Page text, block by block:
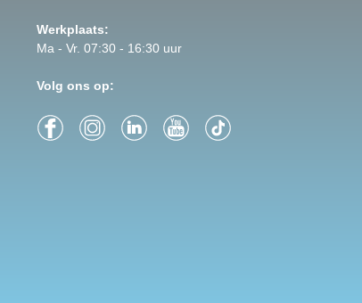
Werkplaats:
Ma - Vr. 07:30 - 16:30 uur
Volg ons op: